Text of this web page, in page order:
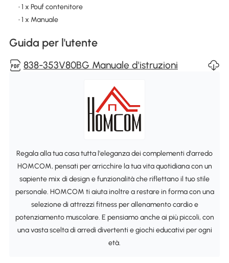
• 1 x Pouf contenitore
• 1 x Manuale
Guida per l'utente
838-353V80BG Manuale d'istruzioni
Regala alla tua casa tutta l'eleganza dei complementi d'arredo
HOMCOM, pensati per arricchire la tua vita quotidiana con un
sapiente mix di design e funzionalità che riflettano il tuo stile
personale. HOMCOM ti aiuta inoltre a restare in forma con una
selezione di attrezzi fitness per allenamento cardio e
potenziamento muscolare. E pensiamo anche ai più piccoli, con
una vasta scelta di arredi divertenti e giochi educativi per ogni
età.